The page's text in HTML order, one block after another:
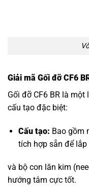
Giải mã Gối đỡ CF6
Gối đỡ CF6 BR là
cấu tạo đặc biệt:
Cấu tạo: Bao gồm
tích hợp sẵn để lắp
và bộ con lăn kim
hướng tâm cực tốt.